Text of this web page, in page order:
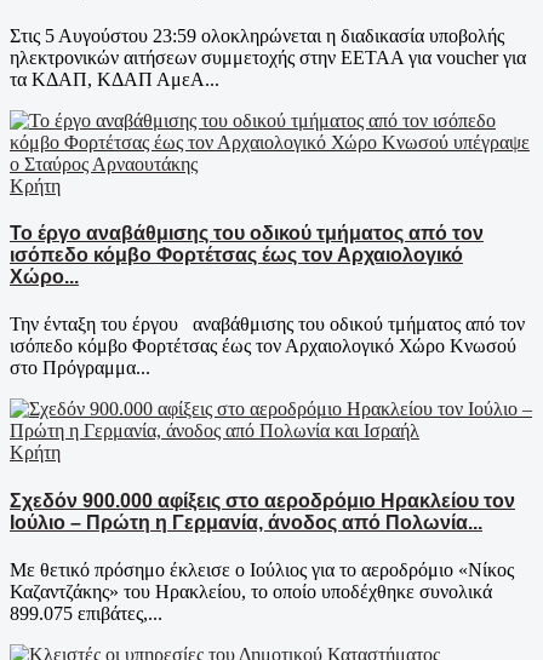
Στις 5 Αυγούστου 23:59 ολοκληρώνεται η διαδικασία υποβολής
ηλεκτρονικών αιτήσεων συμμετοχής στην ΕΕΤΑΑ για voucher για
τα ΚΔΑΠ, ΚΔΑΠ ΑμεΑ...
Κρήτη
Το έργο αναβάθμισης του οδικού τμήματος από τον
ισόπεδο κόμβο Φορτέτσας έως τον Αρχαιολογικό
Χώρο...
Την ένταξη του έργου αναβάθμισης του οδικού τμήματος από τον
ισόπεδο κόμβο Φορτέτσας έως τον Αρχαιολογικό Χώρο Κνωσού
στο Πρόγραμμα...
Κρήτη
Σχεδόν 900.000 αφίξεις στο αεροδρόμιο Ηρακλείου τον
Ιούλιο – Πρώτη η Γερμανία, άνοδος από Πολωνία...
Με θετικό πρόσημο έκλεισε ο Ιούλιος για το αεροδρόμιο «Νίκος
Καζαντζάκης» του Ηρακλείου, το οποίο υποδέχθηκε συνολικά
899.075 επιβάτες,...